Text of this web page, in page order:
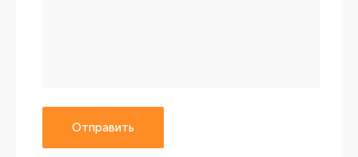
Отправить